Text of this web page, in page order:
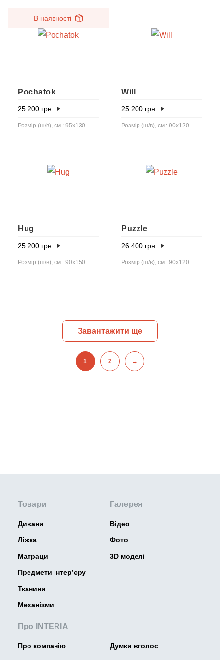
В наявності
Pochatok
25 200 грн.
Розмір (ш/в), см.: 95x130
Will
25 200 грн.
Розмір (ш/в), см.: 90x120
Hug
25 200 грн.
Розмір (ш/в), см.: 90x150
Puzzle
26 400 грн.
Розмір (ш/в), см.: 90х120
Завантажити ще
1 2 →
Товари
Дивани
Ліжка
Матраци
Предмети інтер’єру
Тканини
Механізми
Про INTERIA
Про компанію Думки вголос
Галерея
Відео
Фото
3D моделі